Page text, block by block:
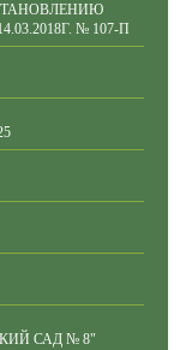
№ 107-П
САД № 8"